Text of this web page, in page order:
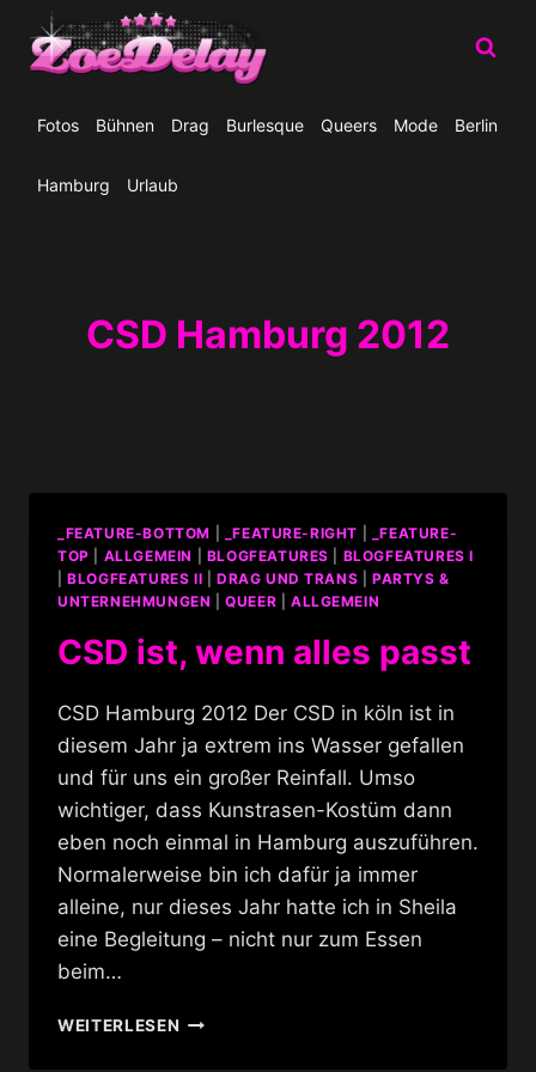
Inhalt
springen
Fotos Bühnen Drag Burlesque Queers Mode Berlin
Hamburg Urlaub
CSD Hamburg 2012
_FEATURE-BOTTOM _FEATURE-RIGHT
_FEATURE-
TOP
ALLGEMEIN BLOGFEATURES
BLOGFEATURES I
|BLOGFEATURES II DRAG UND TRANS |PARTYS &
UNTERNEHMUNGEN |QUEER ALLGEMEIN
CSD ist, wenn alles passt
CSD Hamburg 2012 Der CSD in köln ist in
diesem Jahr ja extrem ins Wasser gefallen
und für uns ein großer Reinfall. Umso
wichtiger, dass Kunstrasen-Kostüm dann
eben noch einmal in Hamburg auszuführen.
Normalerweise bin ich dafür ja immer
alleine, nur dieses Jahr hatte ich in Sheila
eine Begleitung – nicht nur zum Essen
beim…
WEITERLESENCSD